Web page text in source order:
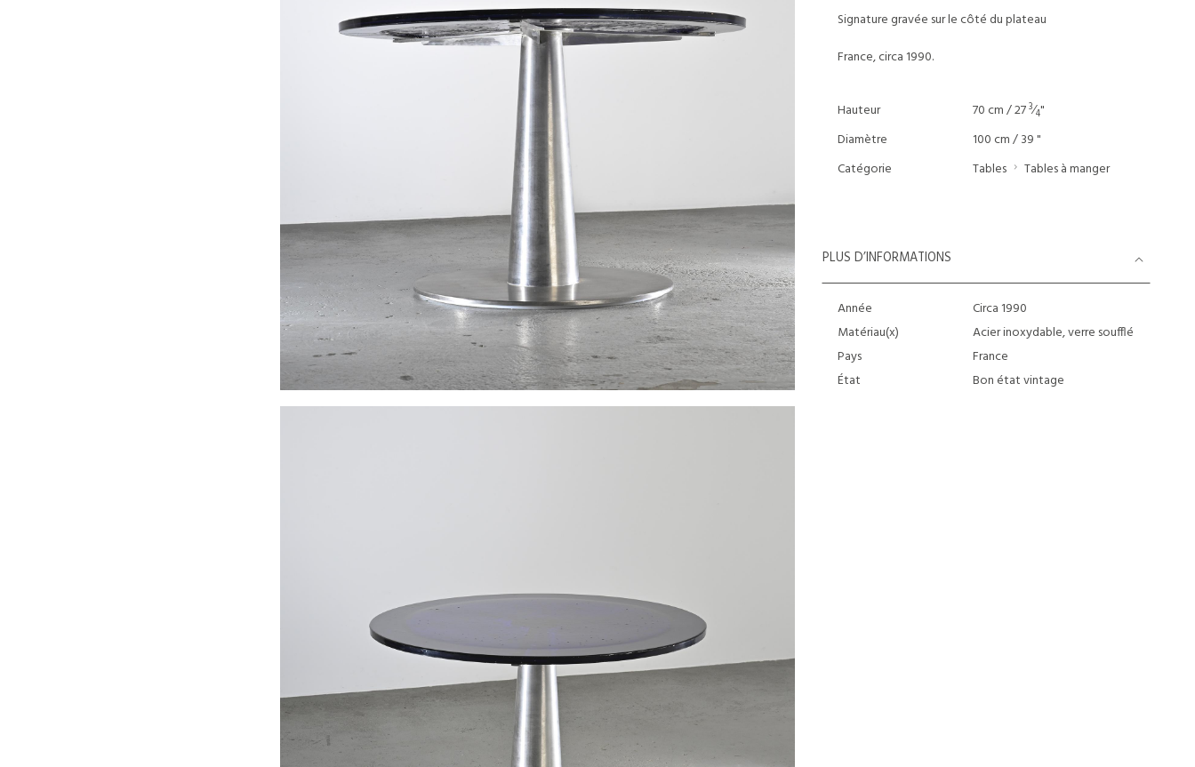
Signature gravée sur le côté du plateau
France, circa 1990.
Hauteur 70 cm / 273⁄4"
Diamètre
100 cm / 39 "
Catégorie
Tables Tables à manger
PLUS D’INFORMATIONS
Année
Circa 1990
Matériau(x)
Acier inoxydable, verre soufflé
Pays
France
État
Bon état vintage